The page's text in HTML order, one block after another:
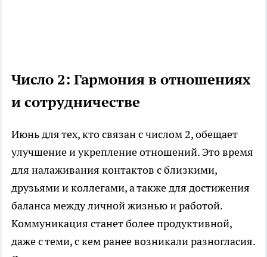
Число 2: Гармония в отношениях
и сотрудничестве
Июнь для тех, кто связан с числом 2, обещает
улучшение и укрепление отношений. Это время
для налаживания контактов с близкими,
друзьями и коллегами, а также для достижения
баланса между личной жизнью и работой.
Коммуникация станет более продуктивной,
даже с теми, с кем ранее возникали разногласия.